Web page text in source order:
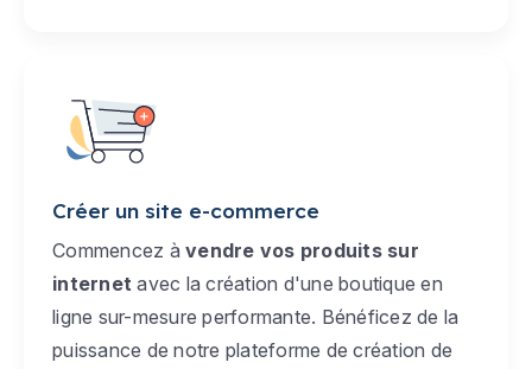
Créer un site e-commerce
Commencez à vendre vos produits sur
internet avec la création d'une boutique en
ligne sur-mesure performante. Bénéficez de la
puissance de notre plateforme de création de